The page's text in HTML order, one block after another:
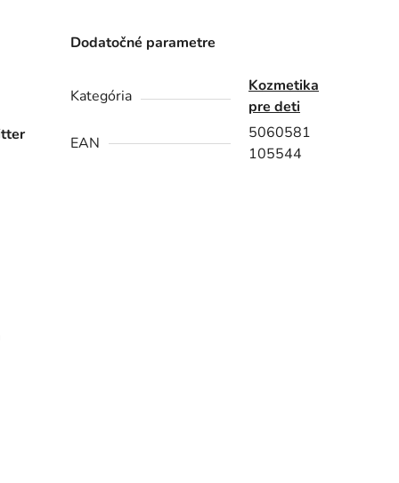
Dodatočné parametre
Kategória
Kozmetika
pre deti
EAN
5060581
105544